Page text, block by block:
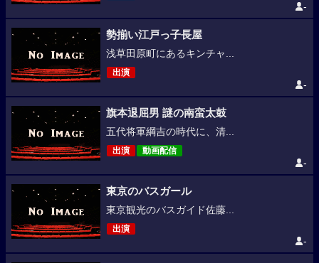
-
勢揃い江戸っ子長屋
浅草田原町にあるキンチャ...
出演
-
旗本退屈男 謎の南蛮太鼓
五代将軍綱吉の時代に、清...
出演 動画配信
-
東京のバスガール
東京観光のバスガイド佐藤...
出演
-